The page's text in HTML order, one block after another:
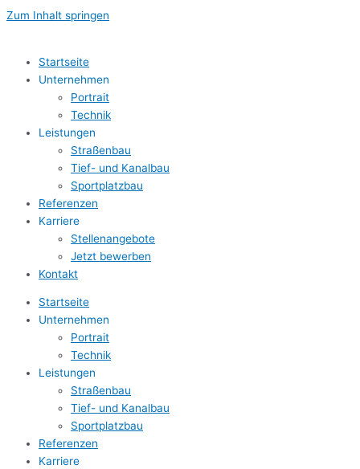
Zum Inhalt springen
Startseite
Unternehmen
Portrait
Technik
Leistungen
Straßenbau
Tief- und Kanalbau
Sportplatzbau
Referenzen
Karriere
Stellenangebote
Jetzt bewerben
Kontakt
Startseite
Unternehmen
Portrait
Technik
Leistungen
Straßenbau
Tief- und Kanalbau
Sportplatzbau
Referenzen
Karriere